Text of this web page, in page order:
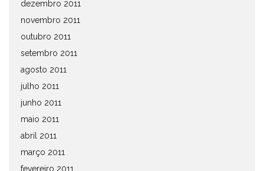
dezembro 2011
novembro 2011
outubro 2011
setembro 2011
agosto 2011
julho 2011
junho 2011
maio 2011
abril 2011
março 2011
fevereiro 2011